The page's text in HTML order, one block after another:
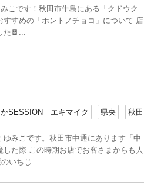
こです！秋田市牛島にある「クドウク
すすめの「ホントノチョコ」について 店
🍫...
かSESSION エキマイク 県央
秋田
ゆみこです。秋田市中通にあります「中
た際 この時期お店でお客さまからも人
いちじ...